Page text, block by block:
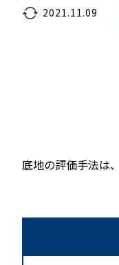
2021.11.09
底地の評価手法は